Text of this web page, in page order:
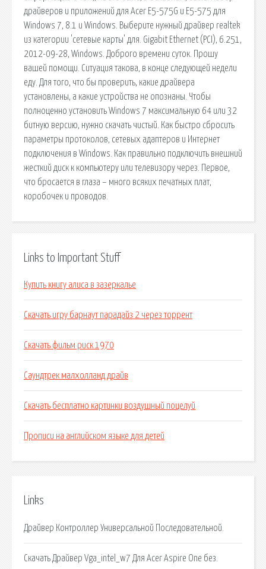
драйверов и приложений для Acer E5-575G и E5-575 для
Windows 7, 8.1 и Windows. Выберите нужный драйвер realtek
из категории 'сетевые карты' для. Gigabit Ethernet (PCI), 6.251,
2012-09-28, Windows. Доброго времени суток. Прошу
вашей помощи. Ситуация такова, в конце следующей недели
еду. Для того, что бы проверить, какие драйвера
установлены, а какие устройства не опознаны. Чтобы
полноценно установить Windows 7 максимальную 64 или 32
битную версию, нужно скачать чистый. Как быстро сбросить
параметры протоколов, сетевых адаптеров и Интернет
подключения в Windows. Как правильно подключить внешний
жесткий диск к компьютеру или телевизору через. Первое,
что бросается в глаза – много всяких печатных плат,
коробочек и проводов.
Links to Important Stuff
Купить книгу алиса в зазеркалье
Скачать игру барнаут парадайз 2 через торрент
Скачать фильм риск 1970
Саундтрек малхолланд драйв
Скачать бесплатно картинки воздушный поцелуй
Прописи на английском языке для детей
Links
Драйвер Контроллер Универсальной Последовательной.
Скачать Драйвер Vga_intel_w7 Для Acer Aspire One без.